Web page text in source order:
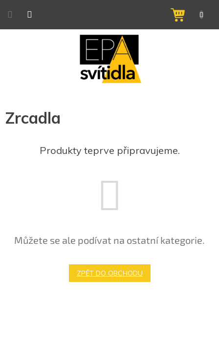
NÁKUPNÍ
KOŠÍK
Zrcadla
Produkty teprve připravujeme.
Můžete se ale podívat na ostatní kategorie.
ZPĚT DO OBCHODU